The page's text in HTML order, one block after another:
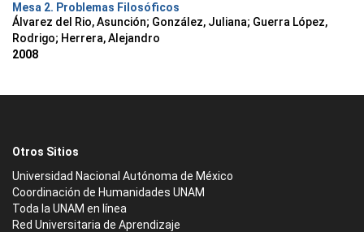
Mesa 2. Problemas Filosóficos
Álvarez del Rio, Asunción; González, Juliana; Guerra López,
Rodrigo; Herrera, Alejandro
2008
Otros Sitios
Universidad Nacional Autónoma de México
Coordinación de Humanidades UNAM
Toda la UNAM en línea
Red Universitaria de Aprendizaje